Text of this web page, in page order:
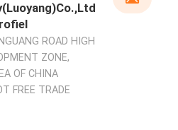
ROAD HIGH
ZONE,
OF CHINA
FREE TRADE